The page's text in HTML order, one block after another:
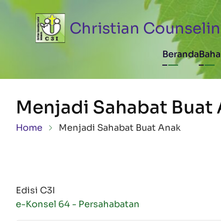
Skip to main content
Christian
Main
Beranda
Menjadi Sahabat Buat
Breadcrumb
Home Menjadi Sahabat Buat Anak
Edisi C3I
e-Konsel 64 - Persahabatan